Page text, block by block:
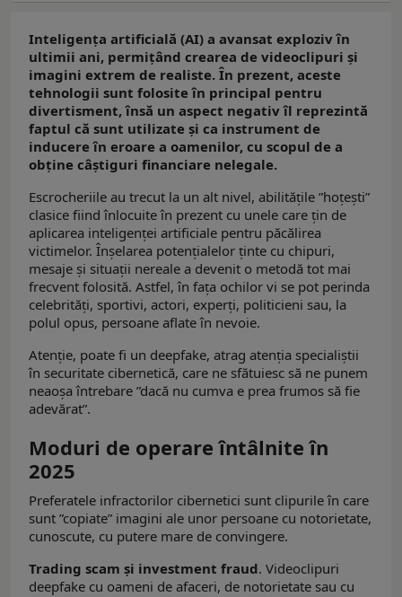
Inteligența artificială (AI) a avansat exploziv în
ultimii ani, permițând crearea de videoclipuri și
imagini extrem de realiste. În prezent, aceste
tehnologii sunt folosite în principal pentru
divertisment, însă un aspect negativ îl reprezintă
faptul că sunt utilizate și ca instrument de
inducere în eroare a oamenilor, cu scopul de a
obține câștiguri financiare nelegale.
Escrocheriile au trecut la un alt nivel, abilitățile ”hoțești”
clasice fiind înlocuite în prezent cu unele care țin de
aplicarea inteligenței artificiale pentru păcălirea
victimelor. Înșelarea potențialelor ținte cu chipuri,
mesaje și situații nereale a devenit o metodă tot mai
frecvent folosită. Astfel, în fața ochilor vi se pot perinda
celebrități, sportivi, actori, experți, politicieni sau, la
polul opus, persoane aflate în nevoie.
Atenție, poate fi un deepfake, atrag atenția specialiștii
în securitate cibernetică, care ne sfătuiesc să ne punem
neaoșa întrebare ”dacă nu cumva e prea frumos să fie
adevărat”.
Moduri de operare întâlnite în
2025
Preferatele infractorilor cibernetici sunt clipurile în care
sunt ”copiate” imagini ale unor persoane cu notorietate,
cunoscute, cu putere mare de convingere.
Trading scam și investment fraud. Videoclipuri
deepfake cu oameni de afaceri, de notorietate sau cu